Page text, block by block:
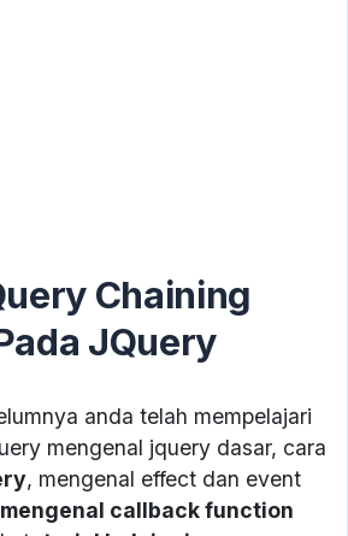
Chaining
JQuery
anda telah mempelajari
mengenal jquery dasar, cara
, mengenal effect dan event
mengenal callback function